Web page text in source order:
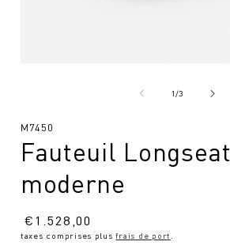
modal
1/de
3
SKU
M7450
Fauteuil Longseat
moderne
Prix
normal
€1.528,00
taxes comprises plusfrais de port